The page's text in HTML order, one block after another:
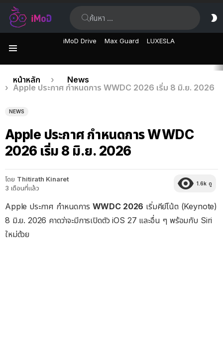
iMoD Drive Max Guard LUXESLA
เรื่อง
ล่าสุด
คุณอยู่ที่นี่:
หน้าหลัก
News
Apple ประกาศ กำหนดการ WWDC 2026 เริ่ม 8 มิ.ย. 2026
NEWS
Apple ประกาศ กำหนดการ WWDC
2026 เริ่ม 8 มิ.ย. 2026
โดย Thitirath Kinaret
3 เดือนที่แล้ว
1.6k ดู
Apple ประกาศ กำหนดการ WWDC 2026 เริ่มคีย์โน้ต (Keynote)
8 มิ.ย. 2026 คาดว่าจะมีการเปิดตัว iOS 27 และอื่น ๆ พร้อมกับ Siri
ใหม่ด้วย